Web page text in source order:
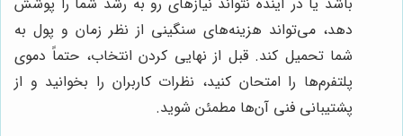
دهد، می‌تواند هزینه‌های سنگینی از نظر زمان و پول به
شما تحمیل کند. قبل از نهایی کردن انتخاب، حتماً دموی
پلتفرم‌ها را امتحان کنید، نظرات کاربران را بخوانید و از
پشتیبانی فنی آن‌ها مطمئن شوید.